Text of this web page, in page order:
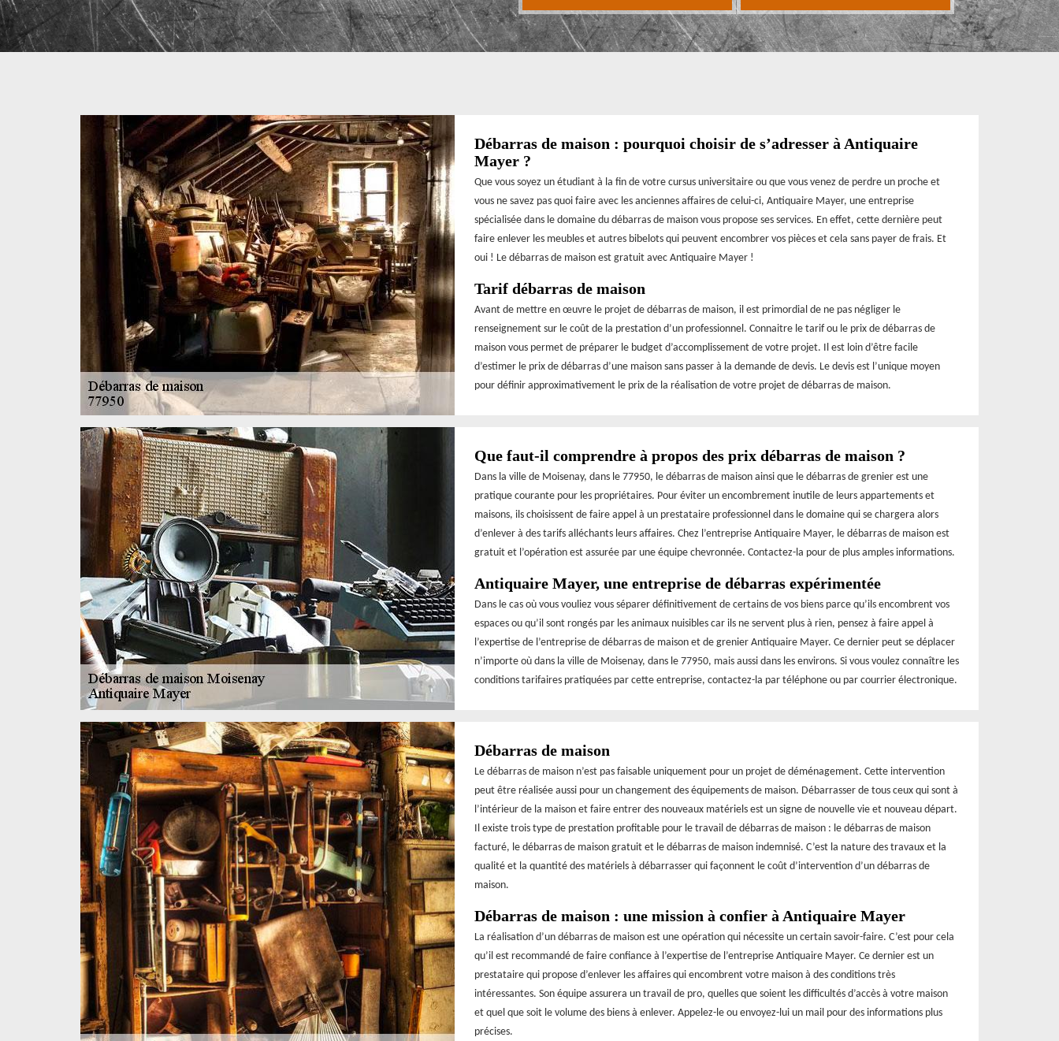
Débarras de maison : pourquoi choisir de s’adresser à Antiquaire
Mayer ?
Que vous soyez un étudiant à la fin de votre cursus universitaire ou que vous venez de perdre un proche et
vous ne savez pas quoi faire avec les anciennes affaires de celui-ci, Antiquaire Mayer, une entreprise
spécialisée dans le domaine du débarras de maison vous propose ses services. En effet, cette dernière peut
faire enlever les meubles et autres bibelots qui peuvent encombrer vos pièces et cela sans payer de frais. Et
oui ! Le débarras de maison est gratuit avec Antiquaire Mayer !
Tarif débarras de maison
Avant de mettre en œuvre le projet de débarras de maison, il est primordial de ne pas négliger le
renseignement sur le coût de la prestation d’un professionnel. Connaitre le tarif ou le prix de débarras de
maison vous permet de préparer le budget d’accomplissement de votre projet. Il est loin d’être facile
d’estimer le prix de débarras d’une maison sans passer à la demande de devis. Le devis est l’unique moyen
pour définir approximativement le prix de la réalisation de votre projet de débarras de maison.
Que faut-il comprendre à propos des prix débarras de maison ?
Dans la ville de Moisenay, dans le 77950, le débarras de maison ainsi que le débarras de grenier est une
pratique courante pour les propriétaires. Pour éviter un encombrement inutile de leurs appartements et
maisons, ils choisissent de faire appel à un prestataire professionnel dans le domaine qui se chargera alors
d’enlever à des tarifs alléchants leurs affaires. Chez l’entreprise Antiquaire Mayer, le débarras de maison est
gratuit et l’opération est assurée par une équipe chevronnée. Contactez-la pour de plus amples informations.
Antiquaire Mayer, une entreprise de débarras expérimentée
Dans le cas où vous vouliez vous séparer définitivement de certains de vos biens parce qu’ils encombrent vos
espaces ou qu’il sont rongés par les animaux nuisibles car ils ne servent plus à rien, pensez à faire appel à
l’expertise de l’entreprise de débarras de maison et de grenier Antiquaire Mayer. Ce dernier peut se déplacer
n’importe où dans la ville de Moisenay, dans le 77950, mais aussi dans les environs. Si vous voulez connaître les
conditions tarifaires pratiquées par cette entreprise, contactez-la par téléphone ou par courrier électronique.
Débarras de maison
Le débarras de maison n’est pas faisable uniquement pour un projet de déménagement. Cette intervention
peut être réalisée aussi pour un changement des équipements de maison. Débarrasser de tous ceux qui sont à
l’intérieur de la maison et faire entrer des nouveaux matériels est un signe de nouvelle vie et nouveau départ.
Il existe trois type de prestation profitable pour le travail de débarras de maison : le débarras de maison
facturé, le débarras de maison gratuit et le débarras de maison indemnisé. C’est la nature des travaux et la
qualité et la quantité des matériels à débarrasser qui façonnent le coût d’intervention d’un débarras de
maison.
Débarras de maison : une mission à confier à Antiquaire Mayer
La réalisation d’un débarras de maison est une opération qui nécessite un certain savoir-faire. C’est pour cela
qu’il est recommandé de faire confiance à l’expertise de l’entreprise Antiquaire Mayer. Ce dernier est un
prestataire qui propose d’enlever les affaires qui encombrent votre maison à des conditions très
intéressantes. Son équipe assurera un travail de pro, quelles que soient les difficultés d’accès à votre maison
et quel que soit le volume des biens à enlever. Appelez-le ou envoyez-lui un mail pour des informations plus
précises.